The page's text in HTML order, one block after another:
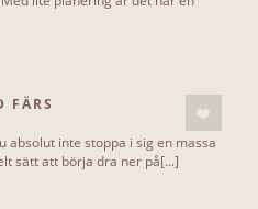
FÄRS
absolut inte stoppa i sig en massa
sätt att börja dra ner på[...]